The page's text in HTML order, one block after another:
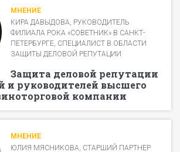
МНЕНИЕ
КИРА ДАВЫДОВА, РУКОВОДИТЕЛЬ
ФИЛИАЛА РОКА «СОВЕТНИК» В САНКТ-
ПЕТЕРБУРГЕ, СПЕЦИАЛИСТ В ОБЛАСТИ
ЗАЩИТЫ ДЕЛОВОЙ РЕПУТАЦИИ
Защита деловой репутации
и руководителей высшего
компании
МНЕНИЕ
ЮЛИЯ МЯСНИКОВА, СТАРШИЙ ПАРТНЕР